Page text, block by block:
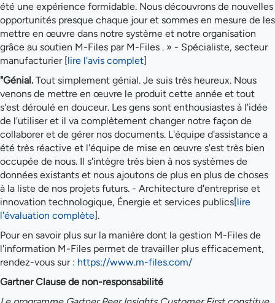
été une expérience formidable. Nous découvrons de nouvelles
opportunités presque chaque jour et sommes en mesure de les
mettre en œuvre dans notre système et notre organisation
grâce au soutien M-Files par M-Files . » - Spécialiste, secteur
manufacturier [lire l'avis complet]
"Génial. Tout simplement génial. Je suis très heureux. Nous
venons de mettre en œuvre le produit cette année et tout
s'est déroulé en douceur. Les gens sont enthousiastes à l'idée
de l'utiliser et il va complètement changer notre façon de
collaborer et de gérer nos documents. L'équipe d'assistance a
été très réactive et l'équipe de mise en œuvre s'est très bien
occupée de nous. Il s'intègre très bien à nos systèmes de
données existants et nous ajoutons de plus en plus de choses
à la liste de nos projets futurs. - Architecture d'entreprise et
innovation technologique, Énergie et services publics[lire
l'évaluation complète].
Pour en savoir plus sur la manière dont la gestion M-Files de
l'information M-Files permet de travailler plus efficacement,
rendez-vous sur : https://www.m-files.com/
Gartner Clause de non-responsabilité